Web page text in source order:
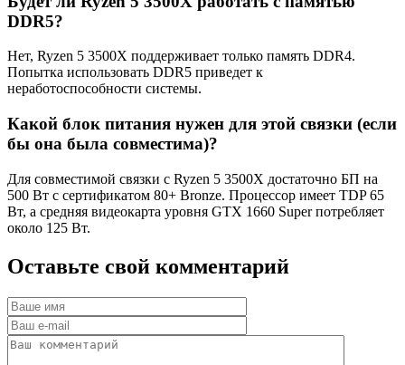
DDR5?
Нет, Ryzen 5 3500X поддерживает только память DDR4.
Попытка использовать DDR5 приведет к
неработоспособности системы.
Какой блок питания нужен для этой связки (если
бы она была совместима)?
Для совместимой связки с Ryzen 5 3500X достаточно БП на
500 Вт с сертификатом 80+ Bronze. Процессор имеет TDP 65
Вт, а средняя видеокарта уровня GTX 1660 Super потребляет
около 125 Вт.
Оставьте свой комментарий